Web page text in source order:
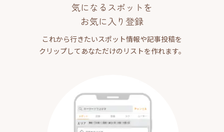
気になるスポットを
お気に入り登録
これから行きたいスポット情報や記事投稿を
クリップしてあなただけのリストを作れます。